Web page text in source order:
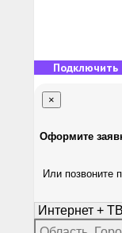
×
Оформите
Или позвоните